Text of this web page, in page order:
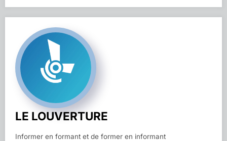
LE LOUVERTURE
Informer en formant et de former en informant